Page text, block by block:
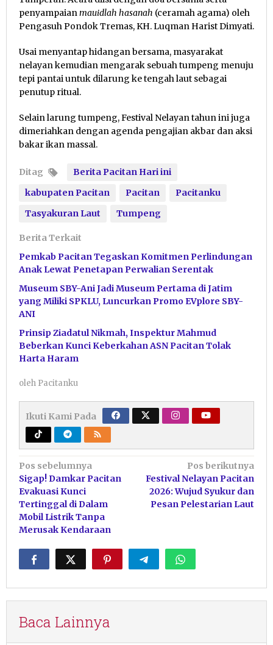
penyampaianmauidlah hasanah (ceramah agama) oleh
Pengasuh Pondok Tremas, KH. Luqman Harist Dimyati.
Usai menyantap hidangan bersama, masyarakat
nelayan kemudian mengarak sebuah tumpeng menuju
tepi pantai untuk dilarung ke tengah laut sebagai
penutup ritual.
Selain larung tumpeng, Festival Nelayan tahun ini juga
dimeriahkan dengan agenda pengajian akbar dan aksi
bakar ikan massal.
Ditag
Berita Pacitan Hari ini
kabupaten Pacitan
Pacitan
Pacitanku
Tasyakuran Laut
Tumpeng
Berita Terkait
Pemkab Pacitan Tegaskan Komitmen Perlindungan
Anak Lewat Penetapan Perwalian Serentak
Museum SBY-Ani Jadi Museum Pertama di Jatim
yang Miliki SPKLU, Luncurkan Promo EVplore SBY-
ANI
Prinsip Ziadatul Nikmah, Inspektur Mahmud
Beberkan Kunci Keberkahan ASN Pacitan Tolak
Harta Haram
oleh Pacitanku
Ikuti Kami Pada
Navigasi
pos
Pos sebelumnya
Sigap! Damkar Pacitan
Evakuasi Kunci
Tertinggal di Dalam
Mobil Listrik Tanpa
Merusak Kendaraan
Pos berikutnya
Festival Nelayan Pacitan
2026: Wujud Syukur dan
Pesan Pelestarian Laut
Baca Lainnya